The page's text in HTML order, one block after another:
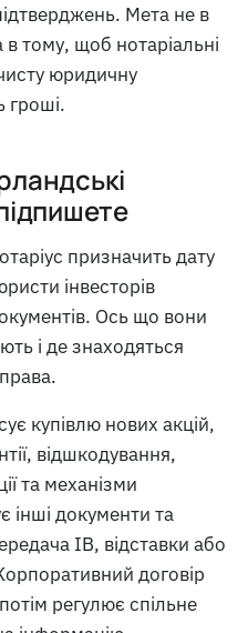
Мета не в
тому, щоб нотаріальні
юридичну
гроші.
призначить дату
інвесторів
Ось що вони
і де знаходяться
купівлю нових акцій,
відшкодування,
та механізми
інші документи та
ІВ, відставки або
договір
регулює спільне